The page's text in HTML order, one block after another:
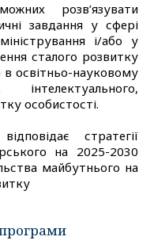
розв’язувати
завдання у сфері
і/або у
сталого розвитку
освітньо-науковому
особистості.
стратегії
на 2025-2030
майбутнього на